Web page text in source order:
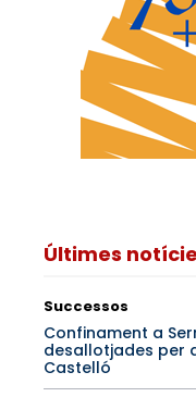
Últimes
Successos
Confinament a
desallotjades per
Castelló